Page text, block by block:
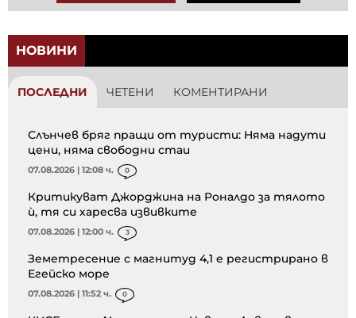
НОВИНИ
ПОСЛЕДНИ ЧЕТЕНИ КОМЕНТИРАНИ
Слънчев бряг пращи от туристи: Няма надути
цени, няма свободни стаи
07.08.2026 | 12:08 ч. 0
Критикуват Джорджина на Роналдо за тялото
ѝ, тя си харесва извивките
07.08.2026 | 12:00 ч. 3
Земетресение с магнитуд 4,1 е регистрирано в
Егейско море
07.08.2026 | 11:52 ч. 0